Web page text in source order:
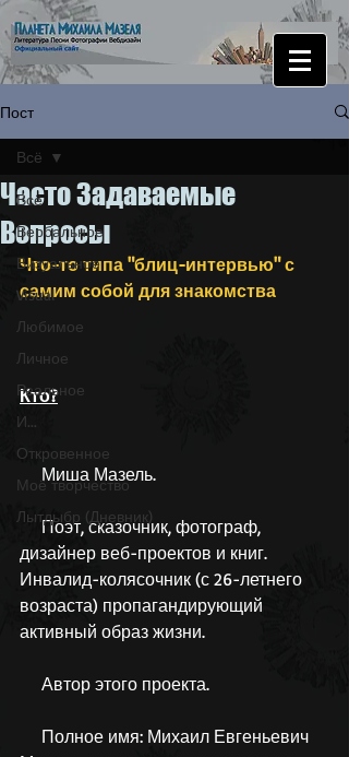
Пост
Всё
Вербальное
Визуальное
Visual
Любимое
Личное
Реальное
И...
Откровенное
Моё творчество
Лытдыбр (Дневник)
Всё
Часто Задаваемые
Вопросы
Что-то типа "блиц-интервью" с
самим собой для знакомства
Кто?
     Миша Мазель.
     Поэт, сказочник, фотограф,
дизайнер веб-проектов и книг.
Инвалид-колясочник (с 26-летнего
возраста) пропагандирующий
активный образ жизни.
     Автор этого проекта.